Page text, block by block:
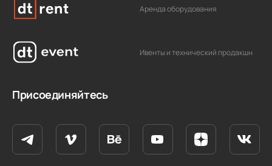
Аренда оборудования
Ивенты и технический продакшн
Присоединяйтесь